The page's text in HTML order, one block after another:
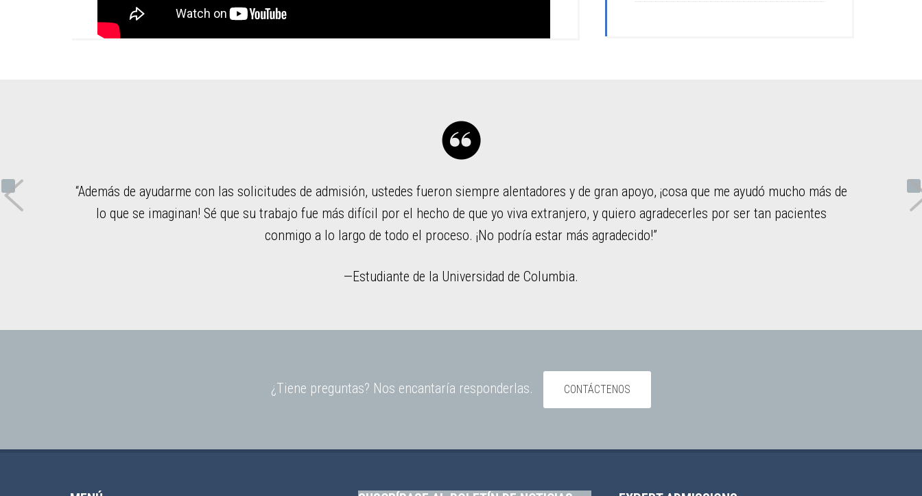
mucho más de
tan pacientes
“Ustedes se aseguraron de que cada aspecto de la solicitud de admisión destacara sólo lo mejor de mi hija, a la vez que ayudaron a que siempre
estuviera enfocada, tranquila y trabajando por buen camino. Ustedes fueron claves ayudando a toda nuestra familia a navegar exitosamente un
proceso tan estresante.”
—Madre de estudiante de la Universidad de Pennsylvania
¿Tiene preguntas? Nos encantaría responderlas. CONTÁCTENOS